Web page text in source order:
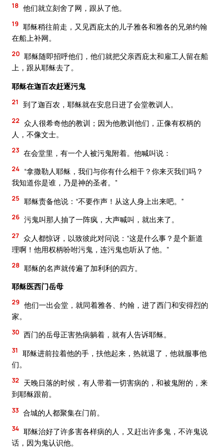
18 他们就立刻舍了网，跟从了他。
19 耶稣稍往前走，又见西庇太的儿子雅各和雅各的兄弟约翰
在船上补网。
20 耶稣随即招呼他们，他们就把父亲西庇太和雇工人留在船
上，跟从耶稣去了。
耶稣在迦百农赶逐污鬼
21 到了迦百农，耶稣就在安息日进了会堂教训人。
22 众人很希奇他的教训；因为他教训他们，正像有权柄的
人，不像文士。
23 在会堂里，有一个人被污鬼附着。他喊叫说：
24 “拿撒勒人耶稣，我们与你有什么相干？你来灭我们吗？
我知道你是谁，乃是神的圣者。”
25 耶稣责备他说：“不要作声！从这人身上出来吧。”
26 污鬼叫那人抽了一阵疯，大声喊叫，就出来了。
27 众人都惊讶，以致彼此对问说：“这是什么事？是个新道
理啊！他用权柄吩咐污鬼，连污鬼也听从了他。”
28 耶稣的名声就传遍了加利利的四方。
耶稣医西门岳母
29 他们一出会堂，就同着雅各、约翰，进了西门和安得烈的
家。
30 西门的岳母正害热病躺着，就有人告诉耶稣。
31
耶稣进前拉着他的手，扶他起来，热就退了，他就服事他
们。
32
天晚日落的时候，有人带着一切害病的，和被鬼附的，来
到耶稣跟前。
33 合城的人都聚集在门前。
34 耶稣治好了许多害各样病的人，又赶出许多鬼，不许鬼说
话，因为鬼认识他。